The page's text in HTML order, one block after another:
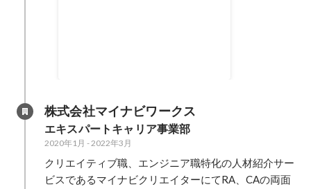
株式会社マイナビワークス
エキスパートキャリア事業部
2020年1月 -2022年3月
クリエイティブ職、エンジニア職特化の人材紹介サー
ビスであるマイナビクリエイターにてRA、CAの両面